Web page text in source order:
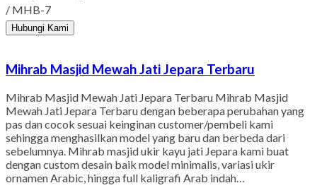
/ MHB-7
Hubungi Kami
Mihrab Masjid Mewah Jati Jepara Terbaru
Mihrab Masjid Mewah Jati Jepara Terbaru Mihrab Masjid
Mewah Jati Jepara Terbaru dengan beberapa perubahan yang
pas dan cocok sesuai keinginan customer/pembeli kami
sehingga menghasilkan model yang baru dan berbeda dari
sebelumnya. Mihrab masjid ukir kayu jati Jepara kami buat
dengan custom desain baik model minimalis, variasi ukir
ornamen Arabic, hingga full kaligrafi Arab indah…